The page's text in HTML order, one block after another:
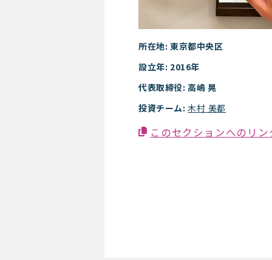
所在地: 東京都中央区
設立年: 2016年
代表取締役: 高嶋 晃
投資チーム:木村 美都
このセクションへのリ